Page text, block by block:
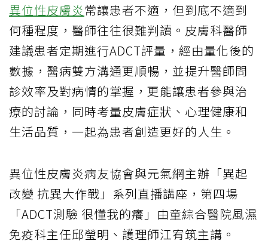
異位性皮膚炎常讓患者不適，但到底不適到
何種程度，醫師往往很難判讀。皮膚科醫師
建議患者定期進行ADCT評量，經由量化後的
數據，醫病雙方溝通更順暢，並提升醫師問
診效率及對病情的掌握，更能讓患者參與治
療的討論，同時考量皮膚症狀、心理健康和
生活品質，一起為患者創造更好的人生。
異位性皮膚炎病友協會與元氣網主辦「異起
改變 抗異大作戰」系列直播講座，第四場
「ADCT測驗 很懂我的癢」由童綜合醫院風濕
免疫科主任邱瑩明、護理師江宥筑主講。